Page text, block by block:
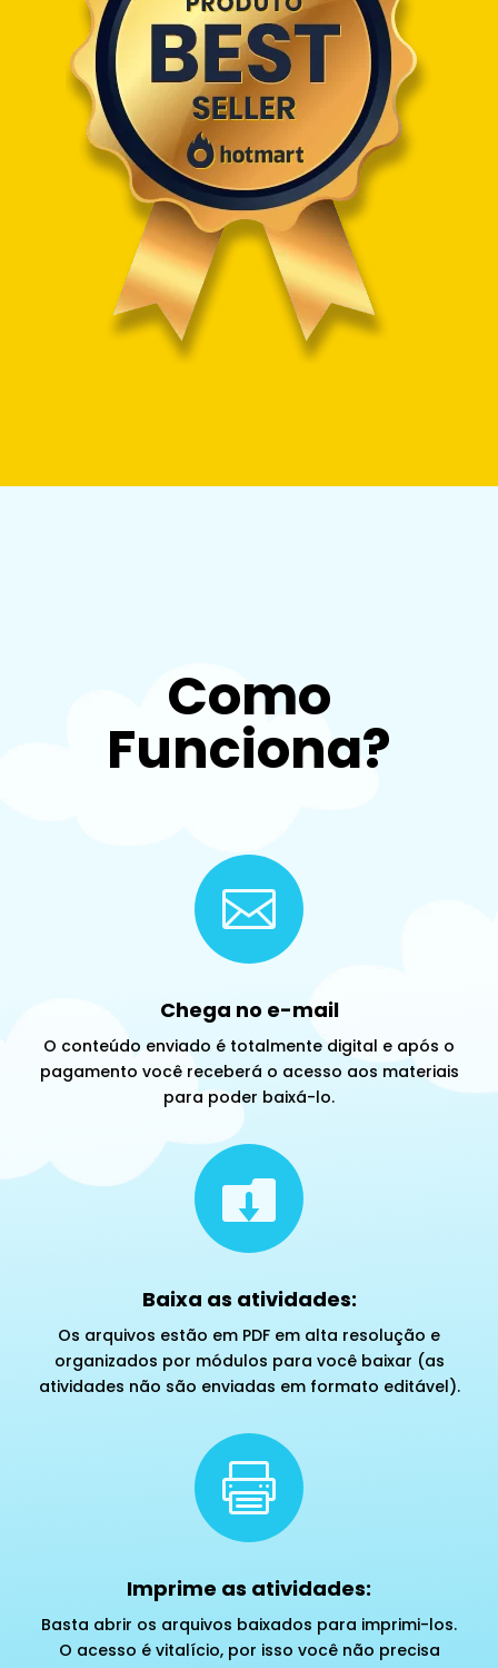
Como
Funciona?

Chega no e-mail
O conteúdo enviado é totalmente digital e após o
pagamento você receberá o acesso aos materiais
para poder baixá-lo.

Baixa as atividades:
Os arquivos estão em PDF em alta resolução e
organizados por módulos para você baixar (as
atividades não são enviadas em formato editável).

Imprime as atividades:
Basta abrir os arquivos baixados para imprimi-los.
O acesso é vitalício, por isso você não precisa